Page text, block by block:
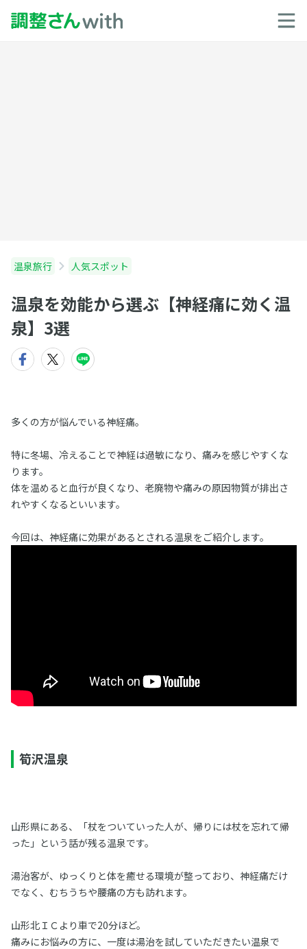
温泉旅行 人気スポット
温泉を効能から選ぶ【神経痛に効く温
泉】3選
多くの方が悩んでいる神経痛。
特に冬場、冷えることで神経は過敏になり、痛みを感じやすくな
ります。
体を温めると血行が良くなり、老廃物や痛みの原因物質が排出さ
れやすくなるといいます。
今回は、神経痛に効果があるとされる温泉をご紹介します。
筍沢温泉
山形県にある、「杖をついていった人が、帰りには杖を忘れて帰
った」という話が残る温泉です。
湯治客が、ゆっくりと体を癒せる環境が整っており、神経痛だけ
でなく、むちうちや腰痛の方も訪れます。
山形北ＩＣより車で20分ほど。
痛みにお悩みの方に、一度は湯治を試していただきたい温泉で